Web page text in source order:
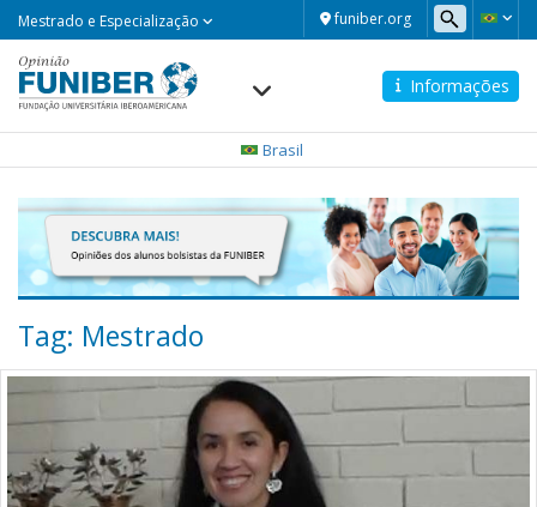
funiber.org
Mestrado e Especialização
Informações
Brasil
Tag: Mestrado